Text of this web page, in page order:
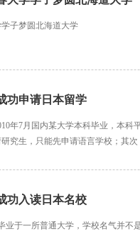
子梦圆北海道大学
功申请日本留学
年7月国内某大学本科毕业，本
究生，只能先申请语言学校；其
功入读日本名校
业于一所普通大学，学校名气并